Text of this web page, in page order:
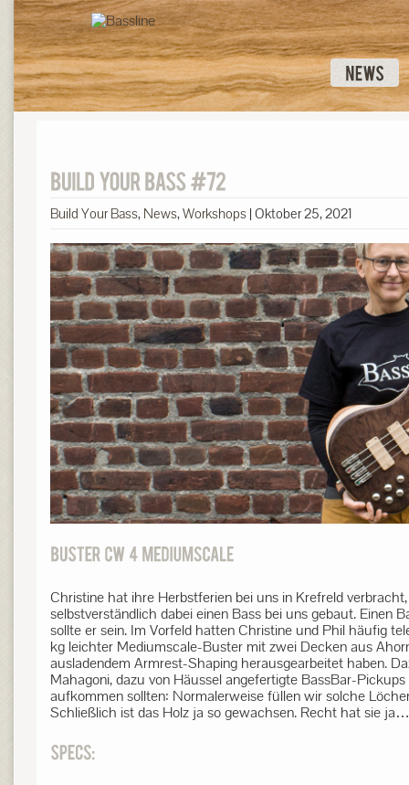
Build Your Bass, News,Workshops | Oktober 25, 2021
Christine hat ihre Herbstferien bei uns in Krefreld
selbstverständlich dabei einen Bass bei uns gebaut. Einen
sollte er sein. Im Vorfeld hatten Christine und Phil häufig
kg leichter Mediumscale-Buster mit zwei Decken aus
ausladendem Armrest-Shaping herausgearbeitet haben.
Mahagoni, dazu von Häussel angefertigte BassBar-
aufkommen sollten: Normalerweise füllen wir solche
Schließlich ist das Holz ja so gewachsen. Recht hat sie ja…